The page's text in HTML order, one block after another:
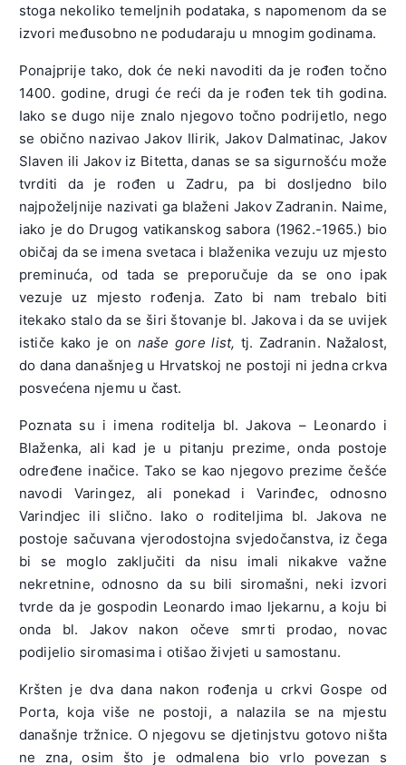
stoga nekoliko temeljnih podataka, s napomenom da se
izvori međusobno ne podudaraju u mnogim godinama.
Ponajprije tako, dok će neki navoditi da je rođen točno
1400. godine, drugi će reći da je rođen tek tih godina.
Iako se dugo nije znalo njegovo točno podrijetlo, nego
se obično nazivao Jakov Ilirik, Jakov Dalmatinac, Jakov
Slaven ili Jakov iz Bitetta, danas se sa sigurnošću može
tvrditi da je rođen u Zadru, pa bi dosljedno bilo
najpoželjnije nazivati ga blaženi Jakov Zadranin. Naime,
iako je do Drugog vatikanskog sabora (1962.-1965.) bio
običaj da se imena svetaca i blaženika vezuju uz mjesto
preminuća, od tada se preporučuje da se ono ipak
vezuje uz mjesto rođenja. Zato bi nam trebalo biti
itekako stalo da se širi štovanje bl. Jakova i da se uvijek
ističe kako je on naše gore list, tj. Zadranin. Nažalost,
do dana današnjeg u Hrvatskoj ne postoji ni jedna crkva
posvećena njemu u čast.
Poznata su i imena roditelja bl. Jakova – Leonardo i
Blaženka, ali kad je u pitanju prezime, onda postoje
određene inačice. Tako se kao njegovo prezime češće
navodi Varingez, ali ponekad i Varinđec, odnosno
Varindjec ili slično. Iako o roditeljima bl. Jakova ne
postoje sačuvana vjerodostojna svjedočanstva, iz čega
bi se moglo zaključiti da nisu imali nikakve važne
nekretnine, odnosno da su bili siromašni, neki izvori
tvrde da je gospodin Leonardo imao ljekarnu, a koju bi
onda bl. Jakov nakon očeve smrti prodao, novac
podijelio siromasima i otišao živjeti u samostanu.
Kršten je dva dana nakon rođenja u crkvi Gospe od
Porta, koja više ne postoji, a nalazila se na mjestu
današnje tržnice. O njegovu se djetinjstvu gotovo ništa
ne zna, osim što je odmalena bio vrlo povezan s